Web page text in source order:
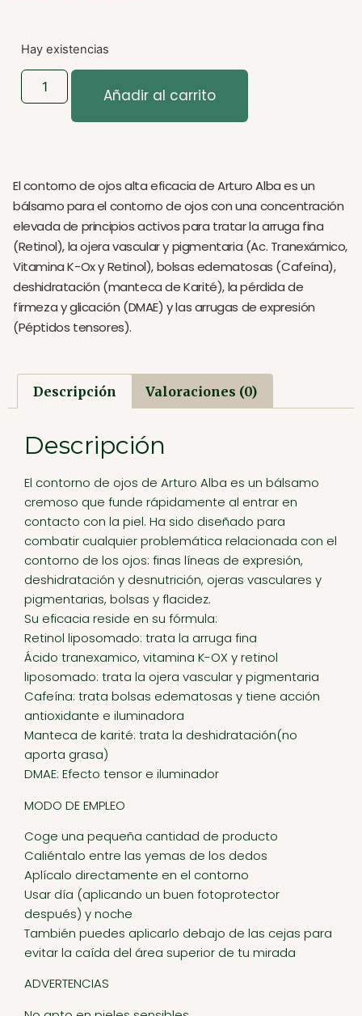
Hay existencias
Añadir al carrito
El contorno de ojos alta eficacia de Arturo Alba es un
bálsamo para el contorno de ojos con una concentración
elevada de principios activos para tratar la arruga fina
(Retinol), la ojera vascular y pigmentaria (Ac. Tranexámico,
Vitamina K-Ox y Retinol), bolsas edematosas (Cafeína),
deshidratación (manteca de Karité), la pérdida de
fírmeza y glicación (DMAE) y las arrugas de expresión
(Péptidos tensores).
Descripción Valoraciones (0)
Descripción
El contorno de ojos de Arturo Alba es un bálsamo
cremoso que funde rápidamente al entrar en
contacto con la piel. Ha sido diseñado para
combatir cualquier problemática relacionada con el
contorno de los ojos: finas líneas de expresión,
deshidratación y desnutrición, ojeras vasculares y
pigmentarias, bolsas y flacidez.
Su eficacia reside en su fórmula:
Retinol liposomado: trata la arruga fina
Ácido tranexamico, vitamina K-OX y retinol
liposomado: trata la ojera vascular y pigmentaria
Cafeína: trata bolsas edematosas y tiene acción
antioxidante e iluminadora
Manteca de karité: trata la deshidratación(no
aporta grasa)
DMAE: Efecto tensor e iluminador
MODO DE EMPLEO
Coge una pequeña cantidad de producto
Caliéntalo entre las yemas de los dedos
Aplícalo directamente en el contorno
Usar día (aplicando un buen fotoprotector
después) y noche
También puedes aplicarlo debajo de las cejas para
evitar la caída del área superior de tu mirada
ADVERTENCIAS